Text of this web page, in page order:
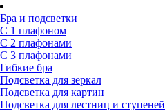
Бра и подсветки
С 1 плафоном
С 2 плафонами
С 3 плафонами
Гибкие бра
Подсветка для зеркал
Подсветка для картин
Подсветка для лестниц и ступеней